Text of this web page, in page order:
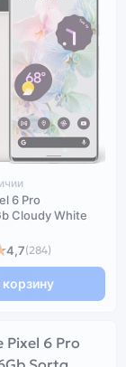
6 Pro
Cloudy White
4,7(284)
корзину